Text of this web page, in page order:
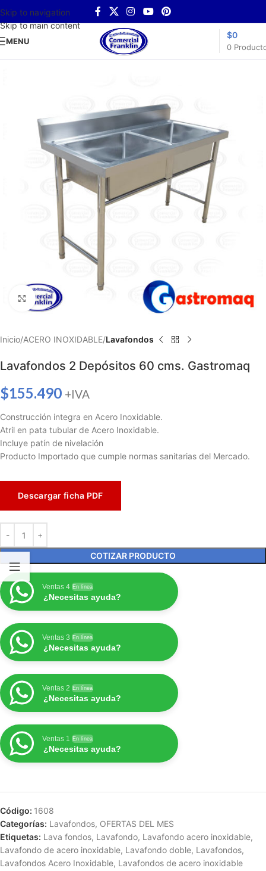
Skip to navigation
Skip to main content
MENU
0
$0
Haga clic para ampliar
Inicio ACERO INOXIDABLE Lavafondos
Lavafondos 2 Depósitos 60 cms. Gastromaq
$155.490 +IVA
Construcción integra en Acero Inoxidable.
Atril en pata tubular de Acero Inoxidable.
Incluye patín de nivelación
Producto Importado que cumple normas sanitarias del Mercado.
Descargar ficha PDF
COTIZAR PRODUCTO
Ventas 4 En línea
¿Necesitas ayuda?
Ventas 3 En línea
¿Necesitas ayuda?
Ventas 2 En línea
¿Necesitas ayuda?
Ventas 1 En línea
¿Necesitas ayuda?
Código: 1608
Categorías: Lavafondos, OFERTAS DEL MES
Etiquetas: Lava fondos, Lavafondo, Lavafondo acero inoxidable,
Lavafondo de acero inoxidable, Lavafondo doble, Lavafondos,
Lavafondos Acero Inoxidable, Lavafondos de acero inoxidable